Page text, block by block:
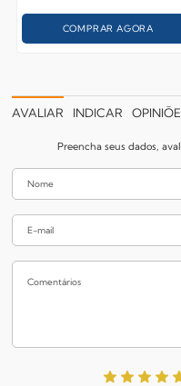
COMPRAR AGORA
AVALIAR INDICAR
Preencha seus dados,